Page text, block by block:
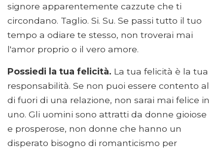
signore apparentemente cazzute che ti
circondano. Taglio. Si. Su. Se passi tutto il tuo
tempo a odiare te stesso, non troverai mai
l'amor proprio o il vero amore.
Possiedi la tua felicità. La tua felicità è la tua
responsabilità. Se non puoi essere contento al
di fuori di una relazione, non sarai mai felice in
uno. Gli uomini sono attratti da donne gioiose
e prosperose, non donne che hanno un
disperato bisogno di romanticismo per